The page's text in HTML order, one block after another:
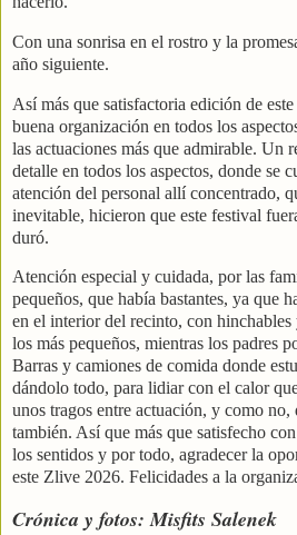
Con una sonrisa en el rostro y la
año siguiente.
Así más que satisfactoria edición de
buena organización en todos los
las actuaciones más que admirable. Un
detalle en todos los aspectos, donde se
atención del personal allí concentrado,
inevitable, hicieron que este festival
duró.
Atención especial y cuidada, por las
pequeños, que había bastantes, ya que
en el interior del recinto, con hinchables
los más pequeños, mientras los padres
Barras y camiones de comida donde
dándolo todo, para lidiar con el calor
unos tragos entre actuación, y como no,
también. Así que más que satisfecho
los sentidos y por todo, agradecer la
este Zlive 2026. Felicidades a la
Crónica y fotos: Misfits Salenek